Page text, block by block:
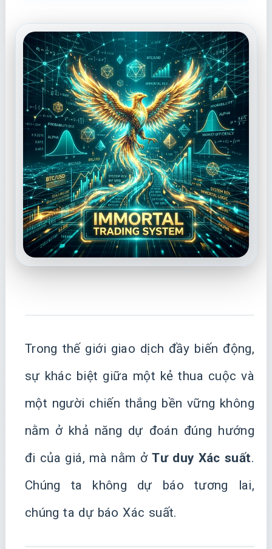
Trong thế giới giao dịch đầy biến động,
sự khác biệt giữa một kẻ thua cuộc và
một người chiến thắng bền vững không
nằm ở khả năng dự đoán đúng hướng
đi của giá, mà nằm ởTư duy Xác suất.
Chúng ta không dự báo tương lai,
chúng ta dự báo Xác suất.